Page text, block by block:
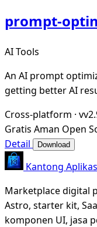
prompt-
AI Tools
An AI prompt
getting better AI
Cross-platform ·
Gratis Aman Open
Detail
Download
Kantong
Marketplace digital
Astro, starter kit,
komponen UI, jasa